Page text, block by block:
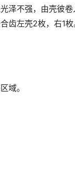
泽不强，由壳彼
齿左壳2枚，右1
域。